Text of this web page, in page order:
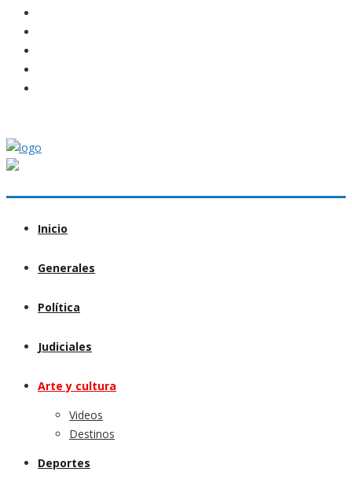
Inicio
Generales
Política
Judiciales
Arte y cultura
Videos
Destinos
Deportes